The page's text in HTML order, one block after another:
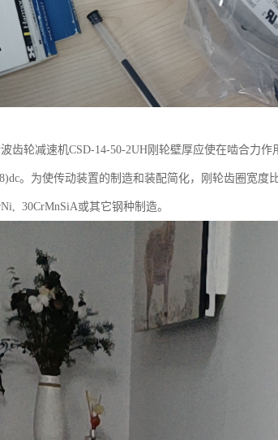
波齿轮减速机CSD-14-50-2UH刚轮壁厚应使在啮合力
。为使传动装置的制造和装配简化，刚轮齿圈宽度
30CrMnSiA或其它钢种制造。